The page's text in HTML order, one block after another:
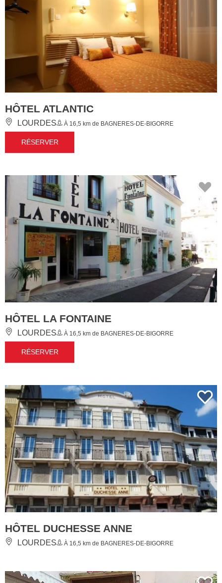
HÔTEL ATLANTIC
LOURDES À 16,5 km de BAGNERES-DE-BIGORRE
RÉSERVER
HÔTEL LA FONTAINE
LOURDES À 16,5 km de BAGNERES-DE-BIGORRE
RÉSERVER
HÔTEL DUCHESSE ANNE
LOURDES À 16,5 km de BAGNERES-DE-BIGORRE